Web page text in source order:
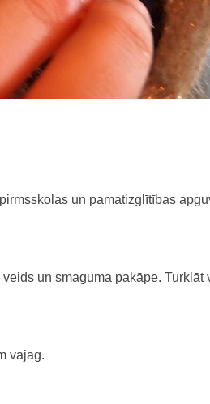
un pamatizglītības
un smaguma pakāpe.
vajag.